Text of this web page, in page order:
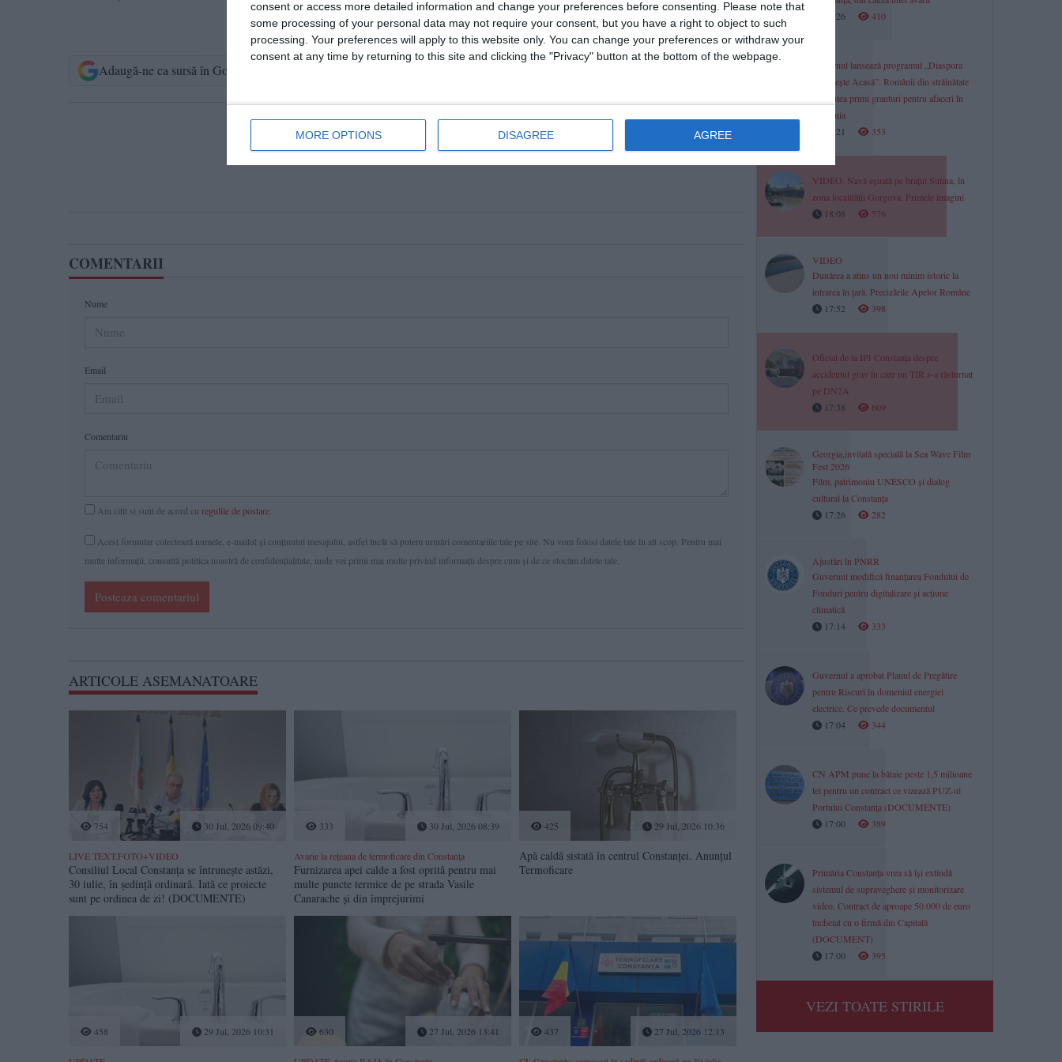
consent or access more detailed information and change your preferences before consenting.
Please note that
some processing of your personal data may not require your consent, but you have a right to object to such
processing. Your preferences will apply to this website only. You can change your preferences or withdraw your
consent at any time by returning to this site and clicking the "Privacy" button at the bottom of the webpage.
MORE OPTIONS DISAGREE AGREE
Adaugă-ne ca sursă în Google
Ti-a placut articolul?
COMENTARII
Nume
Email
Comentariu
Am citit si sunt de acord cu regulile de postare
Acest formular colectează numele, e-mailul şi conținutul mesajului, astfel încât să putem urmări comentariile tale pe site. Nu vom folosi datele tale în alt scop. Pentru mai
multe informaţii, consultă politica noastră de confidenţialitate, unde vei primi mai multe privind informaţii despre cum și de ce stocăm datele tale.
Posteaza comentariul
ARTICOLE ASEMANATOARE
754 30 Jul, 2026 09:40
LIVE TEXT.FOTO+VIDEO
Consiliul Local Constanța se întrunește astăzi,
30 iulie, în ședință ordinară. Iată ce proiecte
sunt pe ordinea de zi! (DOCUMENTE)
333 30 Jul, 2026 08:39
Avarie la rețeaua de termoficare din Constanța
Furnizarea apei calde a fost oprită pentru mai
multe puncte termice de pe strada Vasile
Canarache și din împrejurimi
425 29 Jul, 2026 10:36
Apă caldă sistată în centrul Constanței. Anunțul
Termoficare
458 29 Jul, 2026 10:31 630 27 Jul, 2026 13:41 437 27 Jul, 2026 12:13
18:26
410
Guvernul lansează programul „Diaspora
Investește Acasă”. Românii din străinătate
vor putea primi granturi pentru afaceri în
România
18:21
353
VIDEO. Navă eșuată pe brațul Sulina, în
zona localității Gorgova. Primele imagini
18:08
576
VIDEO
Dunărea a atins un nou minim istoric la
intrarea în țară. Precizările Apelor Române
17:52
398
Oficial de la IPJ Constanța despre
accidentul grav în care un TIR s-a răsturnat
pe DN2A
17:38
609
Georgia,invitată specială la Sea Wave Film
Fest 2026
Film, patrimoniu UNESCO și dialog
cultural la Constanța
17:26
282
Ajustări în PNRR
Guvernul modifică finanțarea Fondului de
Fonduri pentru digitalizare și acțiune
climatică
17:14
333
Guvernul a aprobat Planul de Pregătire
pentru Riscuri în domeniul energiei
electrice. Ce prevede documentul
17:04
344
CN APM pune la bătaie peste 1,5 milioane
lei pentru un contract ce vizează PUZ-ul
Portului Constanța (DOCUMENTE)
17:00
389
Primăria Constanța vrea să își extindă
sistemul de supraveghere și monitorizare
video. Contract de aproape 50.000 de euro
încheiat cu o firmă din Capitală
(DOCUMENT)
17:00
395
VEZI TOATE STIRILE